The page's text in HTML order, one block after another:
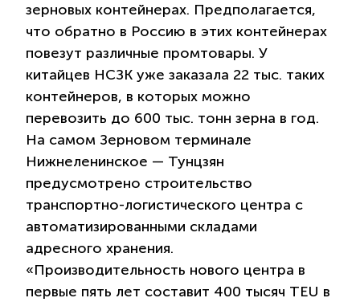
зерновых контейнерах. Предполагается,
что обратно в Россию в этих контейнерах
повезут различные промтовары. У
китайцев НСЗК уже заказала 22 тыс. таких
контейнеров, в которых можно
перевозить до 600 тыс. тонн зерна в год.
На самом Зерновом терминале
Нижнеленинское — Тунцзян
предусмотрено строительство
транспортно-логистического центра с
автоматизированными складами
адресного хранения.
«Производительность нового центра в
первые пять лет составит 400 тысяч TEU в